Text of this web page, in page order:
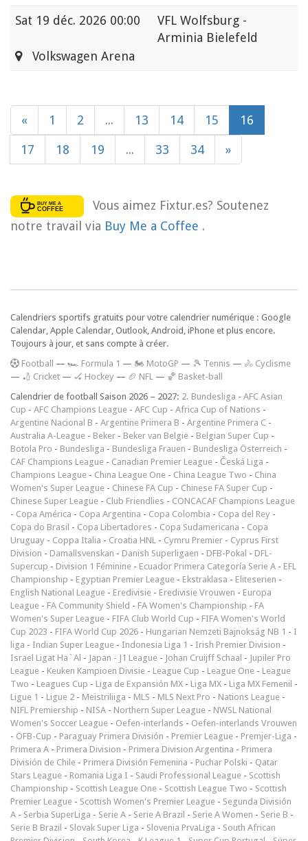
Sat 19 déc. 2026 00:00
VFL Wolfsburg -
Arminia Bielefeld
Volkswagen Arena
« 1 2 ... 13 14 15 16
17 18 19 ... 33 34 »
Vous aimez Fixtur.es? Soutenez
notre travail via Buy Me a Coffee .
Calendriers sportifs gratuits pour votre calendrier numérique : Google
Calendar, Apple Calendar, Outlook, Android, iPhone et plus encore.
Toujours à jour, et sans compte à créer.
Football — 🏎️ Formula 1 — 🏍 MotoGP — 🎾 Tennis — 🚴 Cyclisme
— 🏏 Cricket — 🏑 Hockey — 🏈 NFL — 🏀 Basket-ball
Calendrier de football Saison 2026 – 2027: 2. Bundesliga - AFC Asian
Cup - AFC Champions League - AFC Cup - Africa Cup of Nations -
Argentine Nacional B - Argentine Primera B - Argentine Primera C -
Australia A-League - Beker - Beker van België - Belgian Super Cup -
Botola Pro - Bundesliga - Bundesliga Frauen - Bundesliga Österreich -
CAF Champions League - Canadian Premier League - Česká Liga -
Champions League - China League One - China League Two - China
Women's Super League - Chinese FA Cup - Chinese FA Super Cup -
Chinese Super League - Club Friendlies - CONCACAF Champions League
- Copa América - Copa Argentina - Copa Colombia - Copa del Rey -
Copa do Brasil - Copa Libertadores - Copa Sudamericana - Copa
Uruguay - Coppa Italia - Croatia HNL - Cymru Premier - Cyprus First
Division - Damallsvenskan - Danish Superligaen - DFB-Pokal - DFL-
Supercup - Division 1 Féminine - Ecuador Primera Categoría Serie A - EFL
Championship - Egyptian Premier League - Ekstraklasa - Eliteserien -
English National League - Eredivisie - Eredivisie Vrouwen - Europa
League - FA Community Shield - FA Women's Championship - FA
Women's Super League - FIFA Club World Cup - FIFA Women's World
Cup 2023 - FIFA World Cup 2026 - Hungarian Nemzeti Bajnokság NB 1 - I
liga - Indian Super League - Indonesia Liga 1 - Irish Premier Division -
Israel Ligat Ha`Al - Japan - J1 League - Johan Cruijff Schaal - Jupiler Pro
League - Keuken Kampioen Divisie - League Cup - League One - League
Two - Leagues Cup - Liga de Expansión MX - Liga MX - Liga MX Femenil -
Ligue 1 - Ligue 2 - Meistriliiga - MLS - MLS Next Pro - Nations League -
NIFL Premiership - NISA - Northern Super League - NWSL National
Women's Soccer League - Oefen-interlands - Oefen-interlands Vrouwen
- ÖFB-Cup - Paraguay Primera División - Premier League - Premjer-Liga -
Primera A - Primera Division - Primera Division Argentina - Primera
División de Chile - Primera División Femenina - Puchar Polski - Qatar
Stars League - Romania Liga I - Saudi Professional League - Scottish
Championship - Scottish League One - Scottish League Two - Scottish
Premier League - Scottish Women's Premier League - Segunda División
A - Serbia SuperLiga - Serie A - Serie A Brazil - Serie A Women - Serie B -
Serie B Brazil - Slovak Super Liga - Slovenia PrvaLiga - South African